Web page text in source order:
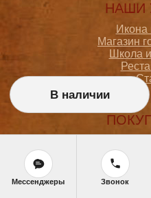
НАШИ
Икона
Магазин
Школа
Как
Политика
В наличии
Мессенджеры Звонок